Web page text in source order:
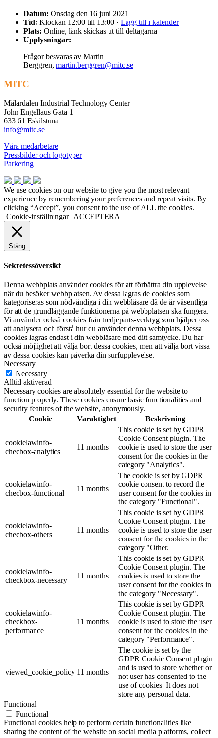
Datum: Onsdag den 16 juni 2021
Tid: Klockan 12:00 till 13:00 · Lägg till i kalender
Plats: Online, länk skickas ut till deltagarna
Upplysningar:
Frågor besvaras av Martin
Berggren, martin.berggren@mitc.se
MITC
Mälardalen Industrial Technology Center
John Engellaus Gata 1
633 61 Eskilstuna
info@mitc.se
Våra medarbetare
Pressbilder och logotyper
Parkering
We use cookies on our website to give you the most relevant
experience by remembering your preferences and repeat visits. By
clicking “Accept”, you consent to the use of ALL the cookies.
Cookie-inställningar
ACCEPTERA
Stäng
Sekretessöversikt
Denna webbplats använder cookies för att förbättra din upplevelse
när du besöker webbplatsen. Av dessa lagras de cookies som
kategoriseras som nödvändiga i din webbläsare då de är väsentliga
för att de grundläggande funktionerna på webbplatsen ska fungera.
Vi använder också cookies från tredjeparts-verktyg som hjälper oss
att analysera och förstå hur du använder denna webbplats. Dessa
cookies lagras endast i din webbläsare med ditt samtycke. Du har
också möjlighet att välja bort dessa cookies, men att välja bort vissa
av dessa cookies kan påverka din surfupplevelse.
Necessary
Necessary
Alltid aktiverad
Necessary cookies are absolutely essential for the website to
function properly. These cookies ensure basic functionalities and
security features of the website, anonymously.
Cookie
Varaktighet Beskrivning
cookielawinfo-
checbox-analytics
11 months
This cookie is set by GDPR
Cookie Consent plugin. The
cookie is used to store the user
consent for the cookies in the
category "Analytics".
cookielawinfo-
checbox-functional
11 months
The cookie is set by GDPR
cookie consent to record the
user consent for the cookies in
the category "Functional".
cookielawinfo-
checbox-others
11 months
This cookie is set by GDPR
Cookie Consent plugin. The
cookie is used to store the user
consent for the cookies in the
category "Other.
cookielawinfo-
checkbox-necessary
11 months
This cookie is set by GDPR
Cookie Consent plugin. The
cookies is used to store the
user consent for the cookies in
the category "Necessary".
cookielawinfo-
checkbox-
performance
11 months
This cookie is set by GDPR
Cookie Consent plugin. The
cookie is used to store the user
consent for the cookies in the
category "Performance".
viewed_cookie_policy 11 months
The cookie is set by the
GDPR Cookie Consent plugin
and is used to store whether or
not user has consented to the
use of cookies. It does not
store any personal data.
Functional
Functional
Functional cookies help to perform certain functionalities like
sharing the content of the website on social media platforms, collect